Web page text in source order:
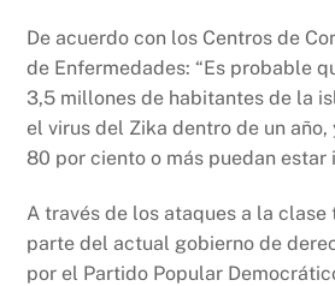
De acuerdo con los Centros de
de Enfermedades: “Es probable
3,5 millones de habitantes de la
el virus del Zika dentro de un
80 por ciento o más puedan estar
A través de los ataques a la
parte del actual gobierno de
por el Partido Popular